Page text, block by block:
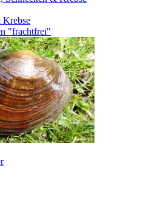
Krebse
"frachtfrei"